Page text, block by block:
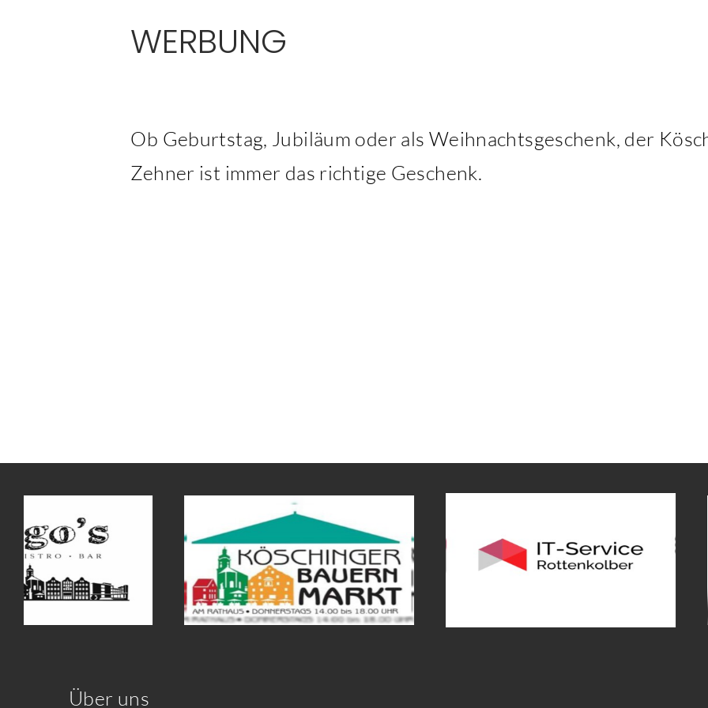
WERBUNG
Ob Geburtstag, Jubiläum oder als Weihnachtsgeschenk, der
Zehner ist immer das richtige Geschenk.
Über uns